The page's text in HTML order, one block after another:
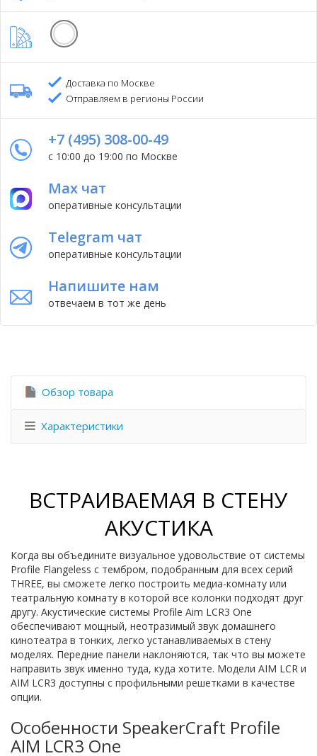
Доставка по Москве
Отправляем в регионы России
+7 (495) 308-00-49
с 10:00 до 19:00 по Москве
Max чат
оперативные консультации
Telegram чат
оперативные консультации
Напишите нам
отвечаем в тот же день
Обзор товара
Характеристики
ВСТРАИВАЕМАЯ В СТЕНУ
АКУСТИКА
Когда вы объедините визуальное удовольствие от системы
Profile Flangeless с тембром, подобранным для всех серий
THREE, вы сможете легко построить медиа-комнату или
театральную комнату в которой все колонки подходят друг
другу. Акустические системы Profile Aim LCR3 One
обеспечивают мощный, неотразимый звук домашнего
кинотеатра в тонких, легко устанавливаемых в стену
моделях. Передние панели наклоняются, так что вы можете
направить звук именно туда, куда хотите. Модели AIM LCR и
AIM LCR3 доступны с профильными решетками в качестве
опции.
Особенности SpeakerCraft Profile
AIM LCR3 One